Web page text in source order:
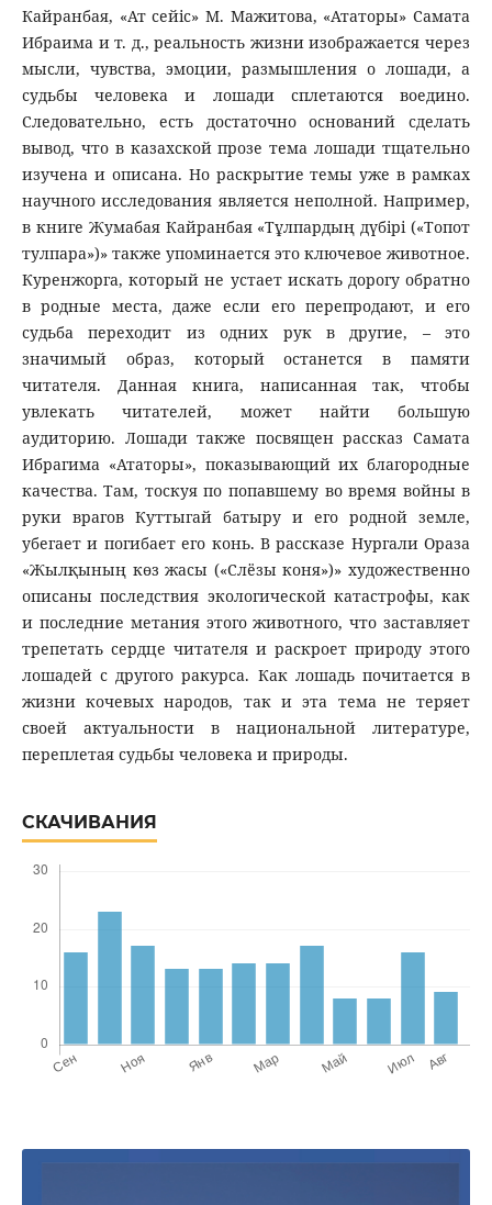
Кайранбая, «Ат сейіс» М. Мажитова, «Ататоры» Самата
Ибраима и т. д., реальность жизни изображается через
мысли, чувства, эмоции, размышления о лошади, а
судьбы человека и лошади сплетаются воедино.
Следовательно, есть достаточно оснований сделать
вывод, что в казахской прозе тема лошади тщательно
изучена и описана. Но раскрытие темы уже в рамках
научного исследования является неполной. Например,
в книге Жумабая Кайранбая «Тұлпардың дүбірі («Топот
тулпара»)» также упоминается это ключевое животное.
Куренжорга, который не устает искать дорогу обратно
в родные места, даже если его перепродают, и его
судьба переходит из одних рук в другие, – это
значимый образ, который останется в памяти
читателя. Данная книга, написанная так, чтобы
увлекать читателей, может найти большую
аудиторию. Лошади также посвящен рассказ Самата
Ибрагима «Ататоры», показывающий их благородные
качества. Там, тоскуя по попавшему во время войны в
руки врагов Куттыгай батыру и его родной земле,
убегает и погибает его конь. В рассказе Нургали Ораза
«Жылқының көз жасы («Слёзы коня»)» художественно
описаны последствия экологической катастрофы, как
и последние метания этого животного, что заставляет
трепетать сердце читателя и раскроет природу этого
лошадей с другого ракурса. Как лошадь почитается в
жизни кочевых народов, так и эта тема не теряет
своей актуальности в национальной литературе,
переплетая судьбы человека и природы.
СКАЧИВАНИЯ